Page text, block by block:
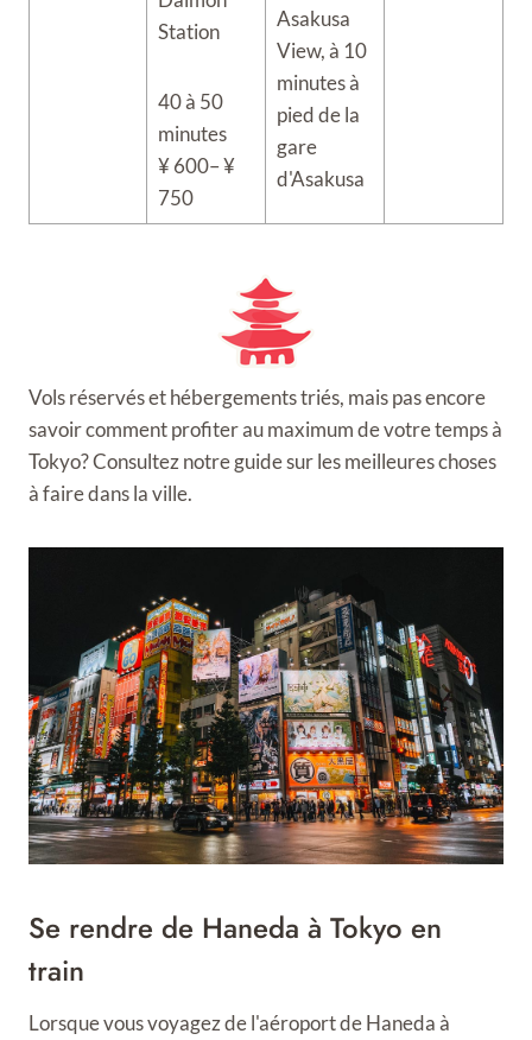
Station
40 à 50
minutes
¥ 600– ¥
750
Asakusa
View, à 10
minutes à
pied de la
gare
d'Asakusa
Vols réservés et hébergements triés, mais pas encore
savoir comment profiter au maximum de votre temps à
Tokyo? Consultez notre guide sur les meilleures choses
à faire dans la ville.
Se rendre de Haneda à Tokyo en
train
Lorsque vous voyagez de l'aéroport de Haneda à